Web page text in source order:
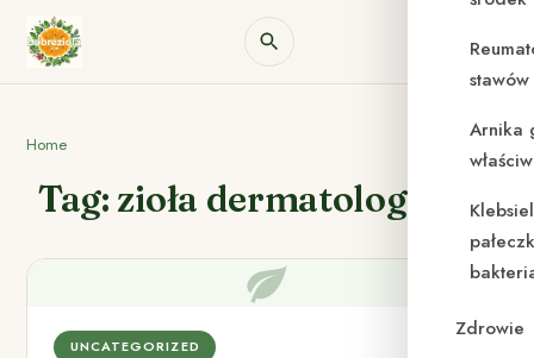
Arnika
Zdrowie
Home
Tag: zioła dermatologiczne
UNCATEGORIZED